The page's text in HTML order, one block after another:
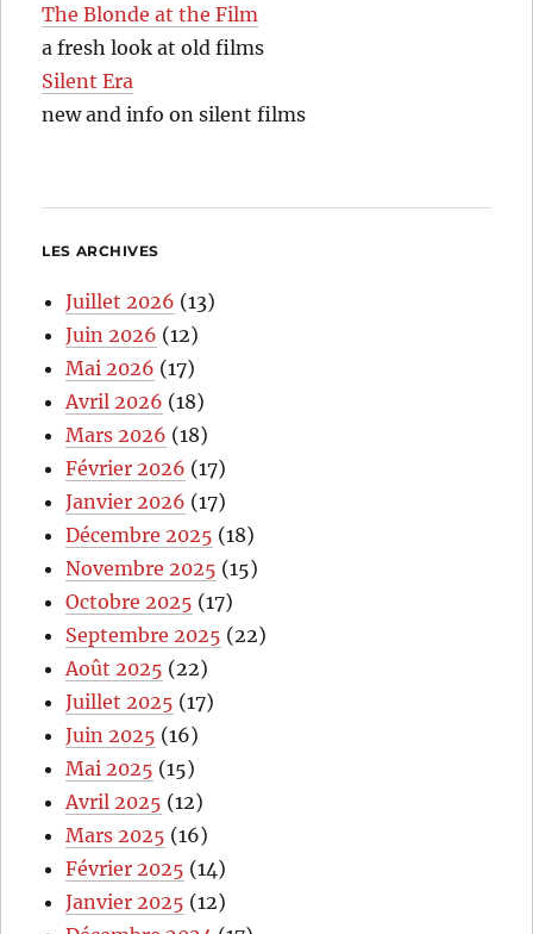
The Blonde at the Film
a fresh look at old films
Silent Era
new and info on silent films
LES ARCHIVES
Juillet 2026 (13)
Juin 2026 (12)
Mai 2026 (17)
Avril 2026 (18)
Mars 2026 (18)
Février 2026 (17)
Janvier 2026 (17)
Décembre 2025 (18)
Novembre 2025 (15)
Octobre 2025 (17)
Septembre 2025 (22)
Août 2025 (22)
Juillet 2025 (17)
Juin 2025 (16)
Mai 2025 (15)
Avril 2025 (12)
Mars 2025 (16)
Février 2025 (14)
Janvier 2025 (12)